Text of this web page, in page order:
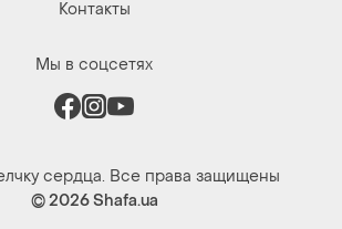
Контакты
Мы в соцсетях
сердца. Все права защищены
© 2026Shafa.ua